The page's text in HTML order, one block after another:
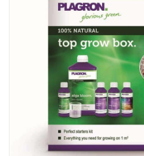
Health Supplies
Rituals & Wierook